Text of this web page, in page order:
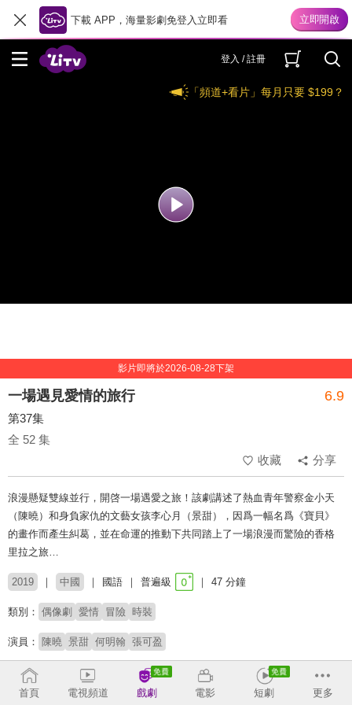
下載 APP，海量影劇免登入立即看
登入 / 註冊
「頻道+看片」每月只要 $199？
影片即將於2026-08-28下架
一場遇見愛情的旅行 6.9
第37集
全 52 集
收藏
分享
浪漫懸疑雙線並行，開啓一場遇愛之旅！該劇講述了熱血青年警察金小天
（陳曉）和身負家仇的文藝女孩李心月（景甜），因爲一幅名爲《寶貝》
的畫作而產生糾葛，並在命運的推動下共同踏上了一場浪漫而驚險的香格
里拉之旅…
2019 中國 國語 普遍級 47 分鐘
類別： 偶像劇 愛情 冒險 時裝
演員： 陳曉 景甜 何明翰 張可盈
導演：
首頁 電視頻道 戲劇 電影 短劇 更多